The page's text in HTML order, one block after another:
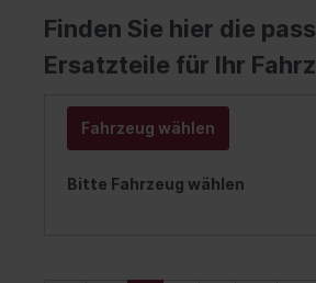
Finden Sie hier die
Ersatzteile für Ihr
Fahrzeug wählen
Bitte Fahrzeug wählen